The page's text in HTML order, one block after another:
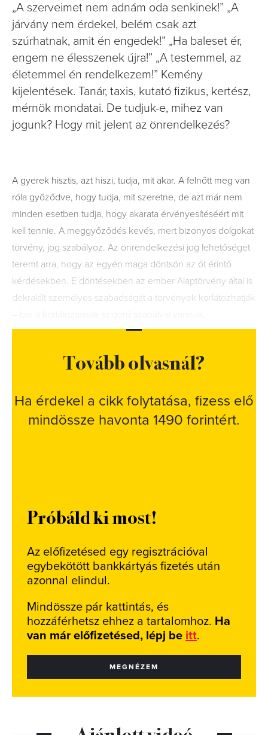
„A szerveimet nem adnám oda senkinek!” „A
járvány nem érdekel, belém csak azt
szúrhatnak, amit én engedek!” „Ha baleset ér,
engem ne élesszenek újra!” „A testemmel, az
életemmel én rendelkezem!” Kemény
kijelentések. Tanár, taxis, kutató fizikus, kertész,
mérnök mondatai. De tudjuk-e, mihez van
jogunk? Hogy mit jelent az önrendelkezés?
A gyerek hisztis, azt hiszi, tudja, mit akar. A felnőtt meg van
róla győződve, hogy tudja, mit szeretne, de azt már nem
minden esetben tudja, hogy akarata érvényesítéséért mit
kell tennie. A meggyőződés kevés, mert bizonyos dolgokat
törvény, jog szabályoz. Az önrendelkezési jog lehetőséget
teremt arra, hogy az egyén maga döntsön az őt érintő
kérdésekben. E döntésekben az ember Alaptörvény által is
dekralált személyes szabadságát a törvények korlátozhatják
Tovább olvasnál?
Ha érdekel a cikk folytatása, fizess elő
mindössze havonta 1490 forintért.
Próbáld ki most!
Az előfizetésed egy regisztrációval
egybekötött bankkártyás fizetés után
azonnal elindul.
Mindössze pár kattintás, és
hozzáférhetsz ehhez a tartalomhoz. Ha
van már előfizetésed, lépj be itt.
MEGNÉZEM